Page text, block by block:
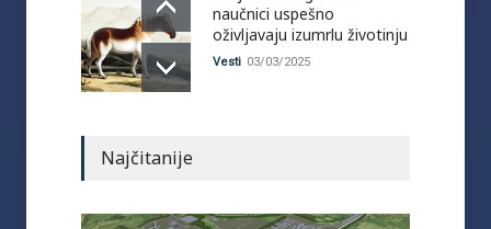
naučnici uspešno
oživljavaju izumrlu životinju
Vesti 03/03/2025
Najčitanije